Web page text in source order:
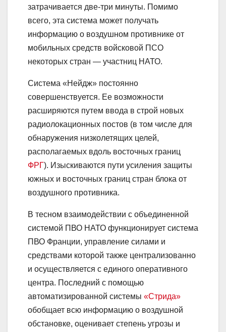
затрачивается две-три минуты. Помимо
всего, эта система может получать
информацию о воздушном противнике от
мобильных средств войсковой ПСО
некоторых стран — участниц НАТО.
Система «Нейдж» постоянно
совершенствуется. Ее возможности
расширяются путем ввода в строй новых
радиолокационных постов (в том числе для
обнаружения низколетящих целей,
располагаемых вдоль восточных границ
ФРГ). Изыскиваются пути усиления защиты
южных и восточных границ стран блока от
воздушного противника.
В тесном взаимодействии с объединенной
системой ПВО НАТО функционирует система
ПВО Франции, управление силами и
средствами которой также централизованно
и осуществляется с единого оперативного
центра. Последний с помощью
автоматизированной системы «Стрида»
обобщает всю информацию о воздушной
обстановке, оценивает степень угрозы и